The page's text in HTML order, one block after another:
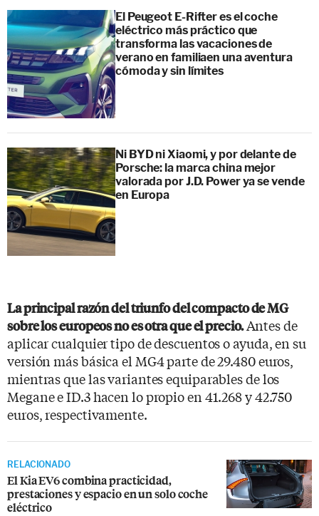
El Peugeot E-Rifter es el coche
eléctrico más práctico que
transforma las vacaciones de
verano en familiaen una aventura
cómoda y sin límites
Ni BYD ni Xiaomi, y por delante de
Porsche: la marca china mejor
valorada por J.D. Power ya se vende
en Europa
La principal razón del triunfo del compacto de MG
sobre los europeos no es otra que el precio.Antes de
aplicar cualquier tipo de descuentos o ayuda, en su
versión más básica el MG4 parte de 29.480 euros,
mientras que las variantes equiparables de los
Megane e ID.3 hacen lo propio en 41.268 y 42.750
euros, respectivamente.
RELACIONADO
El Kia EV6 combina practicidad,
prestaciones y espacio en un solo coche
eléctrico